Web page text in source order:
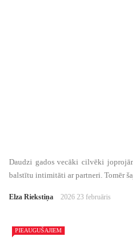
Daudzi gados vecāki cilvēki
balstītu intimitāti ar partneri. Tomēr
Elza Riekstiņa 2026 23 februāris
PIEAUGUŠAJIEM